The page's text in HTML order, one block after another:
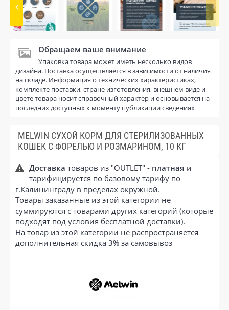
Обращаем ваше внимание
Упаковка товара может иметь несколько видов
дизайна. Поставка осуществляется в зависимости от наличия
на складе. Информация о технических характеристиках,
комплекте поставки, стране изготовления, внешнем виде и
цвете товара носит справочный характер и основывается на
последних доступных к моменту публикации сведениях
MELWIN СУХОЙ КОРМ ДЛЯ СТЕРИЛИЗОВАННЫХ
КОШЕК С ФОРЕЛЬЮ И РОЗМАРИНОМ, 10 КГ
Доставка товаров из "OUTLET" - платная и
тарифицируется по базовому тарифу по
г.Калининграду в пределах окружной.
Товары заказанные из этой категории не
суммируются с товарами других категорий (которые
подходят под условия бесплатной доставки).
На товар из этой категории не распространяется
дополнительная скидка 3% за самовывоз